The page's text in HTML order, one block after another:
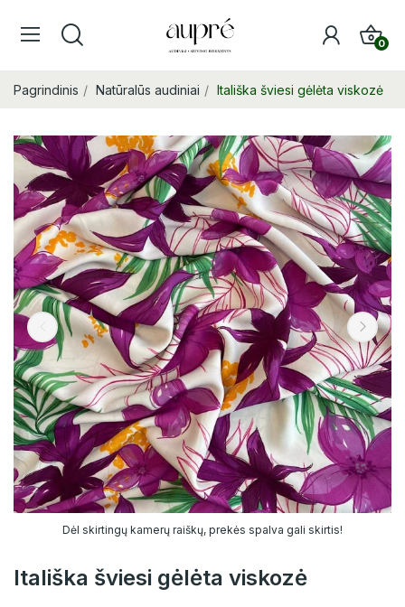
0
Pagrindinis Natūralūs audiniai Itališka šviesi gėlėta viskozė
Dėl skirtingų kamerų raiškų, prekės spalva gali skirtis!
Itališka šviesi gėlėta viskozė